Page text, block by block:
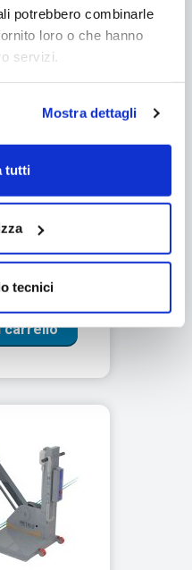
potrebbero combinarle
loro o che hanno
servizi.
Mostra dettagli
tutti
tecnici
mobile
400
Prodotto novità
carrello